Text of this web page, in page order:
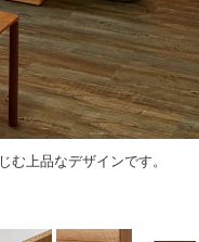
む上品なデザインです。